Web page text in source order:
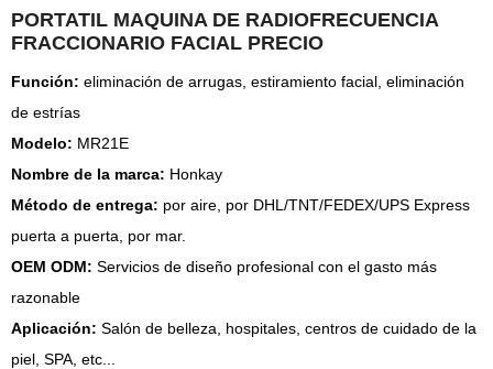
PORTATIL MAQUINA DE RADIOFRECUENCIA
FRACCIONARIO FACIAL PRECIO
Función: eliminación de arrugas, estiramiento facial, eliminación
de estrías
Modelo: MR21E
Nombre de la marca: Honkay
Método de entrega: por aire, por DHL/TNT/FEDEX/UPS Express
puerta a puerta, por mar.
OEM ODM: Servicios de diseño profesional con el gasto más
razonable
Aplicación: Salón de belleza, hospitales, centros de cuidado de la
piel, SPA, etc...